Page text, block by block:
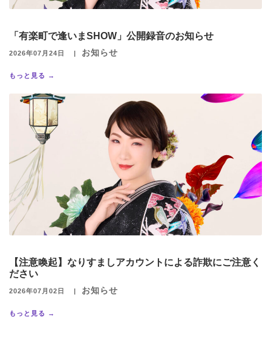
「有楽町で逢いまSHOW」公開録音のお知らせ
2026年07月24日 お知らせ
もっと見る →
【注意喚起】なりすましアカウントによる詐欺にご注意く
ださい
2026年07月02日 お知らせ
もっと見る →